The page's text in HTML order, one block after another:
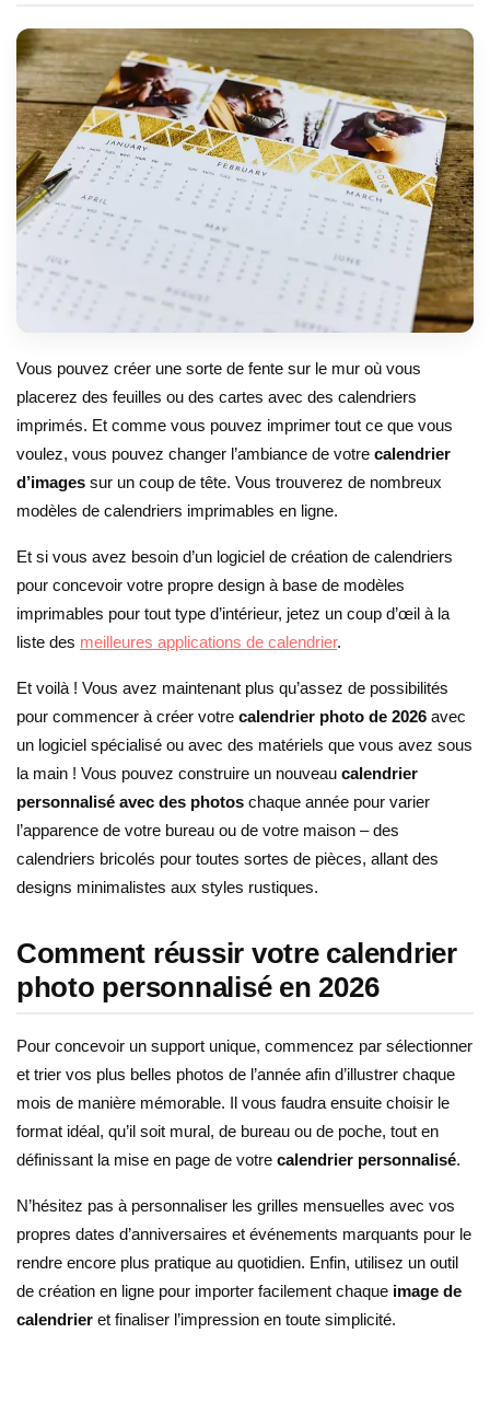
Vous pouvez créer une sorte de fente sur le mur où vous
placerez des feuilles ou des cartes avec des calendriers
imprimés. Et comme vous pouvez imprimer tout ce que vous
voulez, vous pouvez changer l’ambiance de votre calendrier
d’images sur un coup de tête. Vous trouverez de nombreux
modèles de calendriers imprimables en ligne.
Et si vous avez besoin d’un logiciel de création de calendriers
pour concevoir votre propre design à base de modèles
imprimables pour tout type d’intérieur, jetez un coup d’œil à la
liste des meilleures applications de calendrier.
Et voilà ! Vous avez maintenant plus qu’assez de possibilités
pour commencer à créer votre calendrier photo de 2026 avec
un logiciel spécialisé ou avec des matériels que vous avez sous
la main ! Vous pouvez construire un nouveau calendrier
personnalisé avec des photos chaque année pour varier
l’apparence de votre bureau ou de votre maison – des
calendriers bricolés pour toutes sortes de pièces, allant des
designs minimalistes aux styles rustiques.
Comment réussir votre calendrier
photo personnalisé en 2026
Pour concevoir un support unique, commencez par sélectionner
et trier vos plus belles photos de l’année afin d’illustrer chaque
mois de manière mémorable. Il vous faudra ensuite choisir le
format idéal, qu’il soit mural, de bureau ou de poche, tout en
définissant la mise en page de votre calendrier personnalisé.
N’hésitez pas à personnaliser les grilles mensuelles avec vos
propres dates d’anniversaires et événements marquants pour le
rendre encore plus pratique au quotidien. Enfin, utilisez un outil
de création en ligne pour importer facilement chaque image de
calendrier et finaliser l’impression en toute simplicité.